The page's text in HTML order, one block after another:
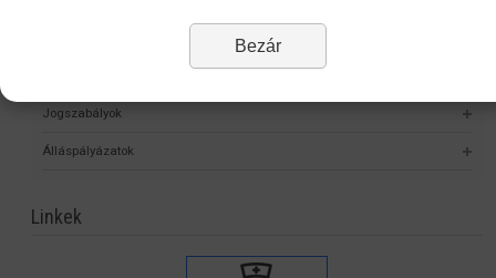
Jogszabályok
Álláspályázatok
Linkek
Bezár